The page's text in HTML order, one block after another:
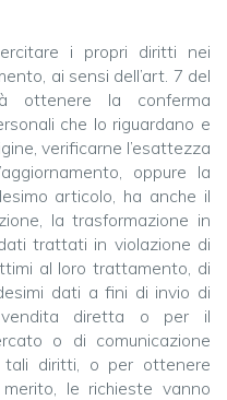
i propri diritti nei
ai sensi dell’art. 7 del
ottenere la conferma
che lo riguardano e
verificarne l’esattezza
oppure la
articolo, ha anche il
la trasformazione in
trattati in violazione di
al loro trattamento, di
dati a fini di invio di
diretta o per il
o di comunicazione
tali diritti, o per ottenere
le richieste vanno